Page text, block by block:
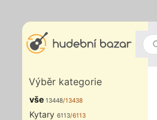
Výběr kategorie
vše 13448/13438
Kytary 6113/6113